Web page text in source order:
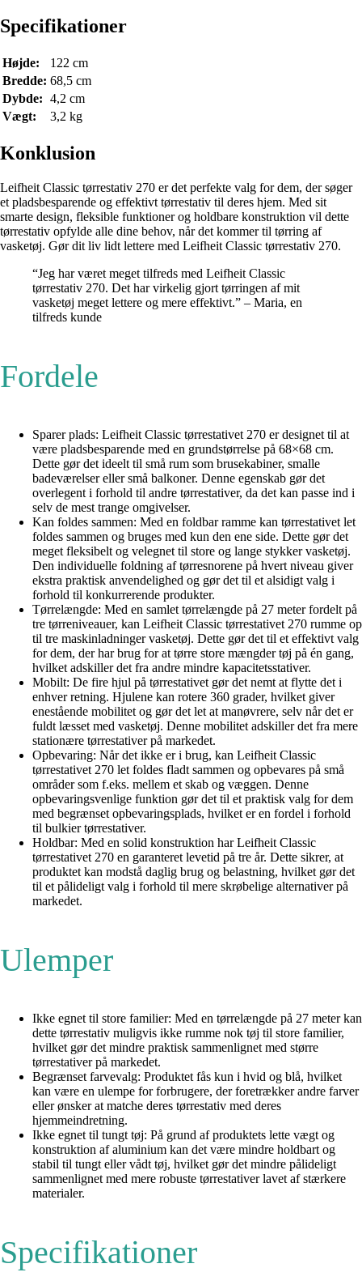
Specifikationer
Højde:
122 cm
Bredde: 68,5 cm
Dybde: 4,2 cm
Vægt:
3,2 kg
Konklusion
Leifheit Classic tørrestativ 270 er det perfekte valg for dem, der søger
et pladsbesparende og effektivt tørrestativ til deres hjem. Med sit
smarte design, fleksible funktioner og holdbare konstruktion vil dette
tørrestativ opfylde alle dine behov, når det kommer til tørring af
vasketøj. Gør dit liv lidt lettere med Leifheit Classic tørrestativ 270.
“Jeg har været meget tilfreds med Leifheit Classic
tørrestativ 270. Det har virkelig gjort tørringen af mit
vasketøj meget lettere og mere effektivt.” – Maria, en
tilfreds kunde
Fordele
Sparer plads: Leifheit Classic tørrestativet 270 er designet til at
være pladsbesparende med en grundstørrelse på 68×68 cm.
Dette gør det ideelt til små rum som brusekabiner, smalle
badeværelser eller små balkoner. Denne egenskab gør det
overlegent i forhold til andre tørrestativer, da det kan passe ind i
selv de mest trange omgivelser.
Kan foldes sammen: Med en foldbar ramme kan tørrestativet let
foldes sammen og bruges med kun den ene side. Dette gør det
meget fleksibelt og velegnet til store og lange stykker vasketøj.
Den individuelle foldning af tørresnorene på hvert niveau giver
ekstra praktisk anvendelighed og gør det til et alsidigt valg i
forhold til konkurrerende produkter.
Tørrelængde: Med en samlet tørrelængde på 27 meter fordelt på
tre tørreniveauer, kan Leifheit Classic tørrestativet 270 rumme op
til tre maskinladninger vasketøj. Dette gør det til et effektivt valg
for dem, der har brug for at tørre store mængder tøj på én gang,
hvilket adskiller det fra andre mindre kapacitetsstativer.
Mobilt: De fire hjul på tørrestativet gør det nemt at flytte det i
enhver retning. Hjulene kan rotere 360 grader, hvilket giver
enestående mobilitet og gør det let at manøvrere, selv når det er
fuldt læsset med vasketøj. Denne mobilitet adskiller det fra mere
stationære tørrestativer på markedet.
Opbevaring: Når det ikke er i brug, kan Leifheit Classic
tørrestativet 270 let foldes fladt sammen og opbevares på små
områder som f.eks. mellem et skab og væggen. Denne
opbevaringsvenlige funktion gør det til et praktisk valg for dem
med begrænset opbevaringsplads, hvilket er en fordel i forhold
til bulkier tørrestativer.
Holdbar: Med en solid konstruktion har Leifheit Classic
tørrestativet 270 en garanteret levetid på tre år. Dette sikrer, at
produktet kan modstå daglig brug og belastning, hvilket gør det
til et pålideligt valg i forhold til mere skrøbelige alternativer på
markedet.
Ulemper
Ikke egnet til store familier: Med en tørrelængde på 27 meter kan
dette tørrestativ muligvis ikke rumme nok tøj til store familier,
hvilket gør det mindre praktisk sammenlignet med større
tørrestativer på markedet.
Begrænset farvevalg: Produktet fås kun i hvid og blå, hvilket
kan være en ulempe for forbrugere, der foretrækker andre farver
eller ønsker at matche deres tørrestativ med deres
hjemmeindretning.
Ikke egnet til tungt tøj: På grund af produktets lette vægt og
konstruktion af aluminium kan det være mindre holdbart og
stabil til tungt eller vådt tøj, hvilket gør det mindre pålideligt
sammenlignet med mere robuste tørrestativer lavet af stærkere
materialer.
Specifikationer